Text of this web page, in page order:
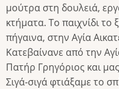
μούτρα στη δουλειά,
κτήματα. Το παιχνίδι
πήγαινα, στην Αγία
Κατεβαίνανε από την
Πατήρ Γρηγόριος και
Σιγά-σιγά φτιάξαμε το